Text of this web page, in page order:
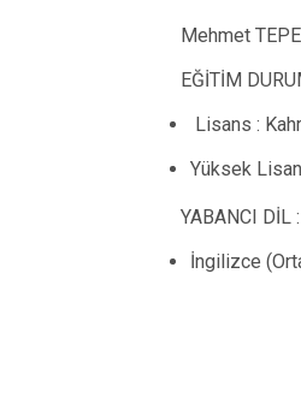
Mehmet
EĞİTİM
Lisans :
Yüksek
YABANCI DİL :
İngilizce